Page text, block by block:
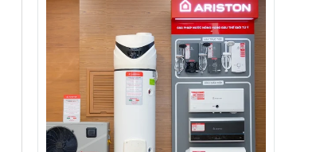
Ariston Aures 2.0
– giải pháp tối ưu giữa
hiệu suất mạnh mẽ
vàchi phí vận hành
thấp